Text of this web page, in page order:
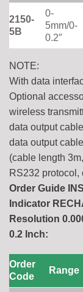
2150-
5B
0-
5mm/0-
0.2″
NOTE:
With data
Optional
wireless
data output
data output
(cable length
RS232
Order Guide
Indicator
Resolution
0.2 Inch:
Order
Code
Range